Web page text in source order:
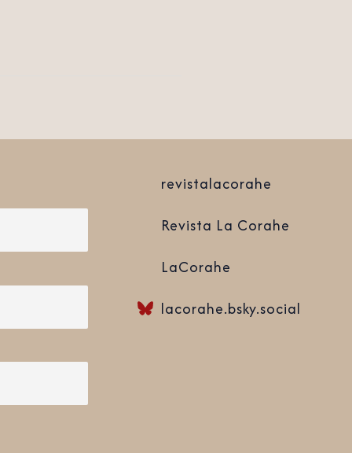
revistalacorahe
Revista La Corahe
LaCorahe
lacorahe.bsky.social‬